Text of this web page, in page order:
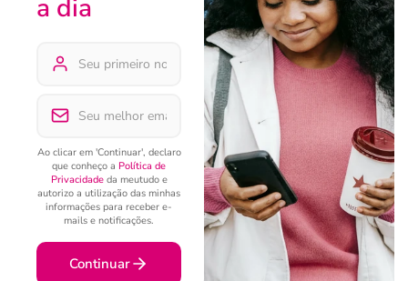
a dia
Ao clicar em 'Continuar', declaro
que conheço a Política de
Privacidadeda meutudo e
autorizo a utilização das minhas
informações para receber e-
mails e notificações.
Continuar